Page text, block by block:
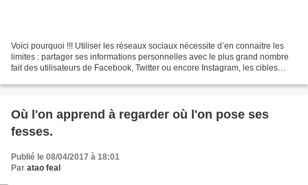
Voici pourquoi !!! Utiliser les réseaux sociaux nécessite d’en connaitre les
limites : partager ses informations personnelles avec le plus grand nombre
fait des utilisateurs de Facebook, Twitter ou encore Instagram, les cibles
Où l'on apprend à regarder où l'on pose ses
fesses.
Publié le 08/04/2017 à 18:01
Par atao feal